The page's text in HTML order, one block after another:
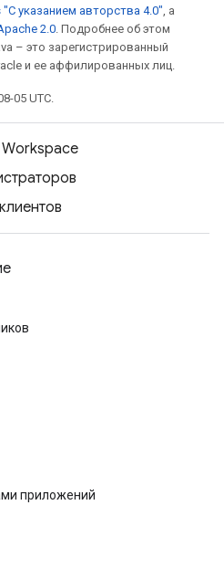
указанием авторства 4.0", а
2.0. Подробнее об этом
– это зарегистрированный
и ее аффилированных лиц.
05 UTC.
приложений